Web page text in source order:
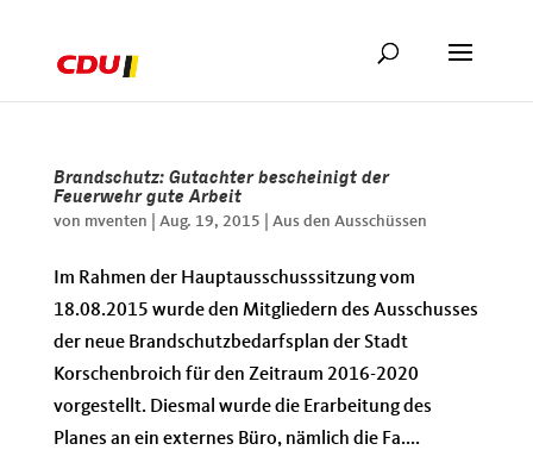
Brandschutz: Gutachter bescheinigt der
Feuerwehr gute Arbeit
von mventen Aug. 19, 2015 Aus den Ausschüssen
Im Rahmen der Hauptausschusssitzung vom
18.08.2015 wurde den Mitgliedern des Ausschusses
der neue Brandschutzbedarfsplan der Stadt
Korschenbroich für den Zeitraum 2016-2020
vorgestellt. Diesmal wurde die Erarbeitung des
Planes an ein externes Büro, nämlich die Fa....